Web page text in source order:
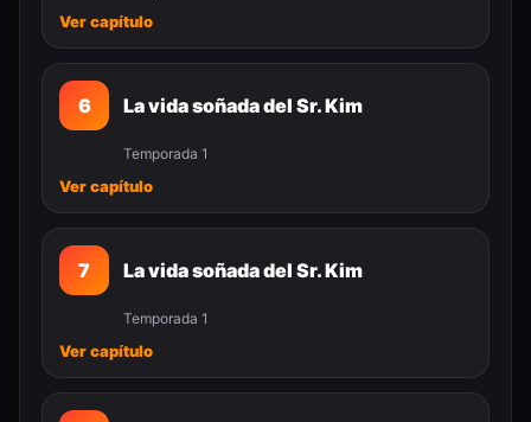
Ver capítulo
6 La vida soñada del Sr. Kim
Temporada 1
Ver capítulo
7 La vida soñada del Sr. Kim
Temporada 1
Ver capítulo